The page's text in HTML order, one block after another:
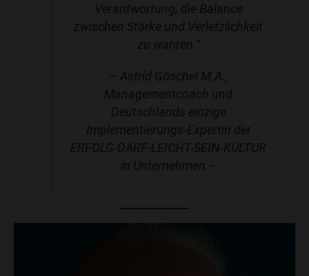
Verantwortung, die Balance
zwischen Stärke und Verletzlichkeit
zu wahren.“
– Astrid Göschel M.A.,
Managementcoach und
Deutschlands einzige
Implementierungs-Expertin der
ERFOLG-DARF-LEICHT-SEIN-KULTUR
in Unternehmen –